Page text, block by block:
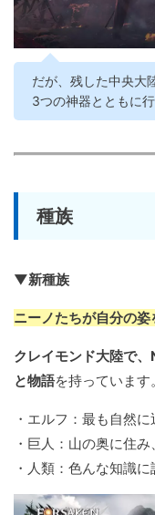
だが、残した中央大
3つの神器とともに
種族
▼新種族
ニーノたちが自分の姿
クレイモンド大陸で
と物語を持っています。
・エルフ：最も自然
・巨人：山の奥に住
・人類：色んな知識